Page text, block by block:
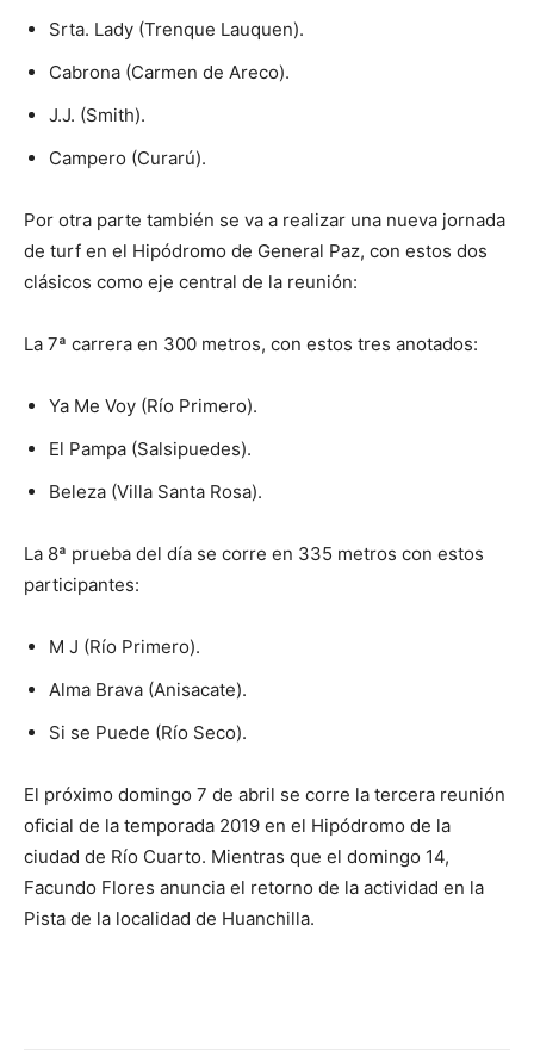
Srta. Lady (Trenque Lauquen).
Cabrona (Carmen de Areco).
J.J. (Smith).
Campero (Curarú).
Por otra parte también se va a realizar una nueva jornada
de turf en el Hipódromo de General Paz, con estos dos
clásicos como eje central de la reunión:
La 7ª carrera en 300 metros, con estos tres anotados:
Ya Me Voy (Río Primero).
El Pampa (Salsipuedes).
Beleza (Villa Santa Rosa).
La 8ª prueba del día se corre en 335 metros con estos
participantes:
M J (Río Primero).
Alma Brava (Anisacate).
Si se Puede (Río Seco).
El próximo domingo 7 de abril se corre la tercera reunión
oficial de la temporada 2019 en el Hipódromo de la
ciudad de Río Cuarto. Mientras que el domingo 14,
Facundo Flores anuncia el retorno de la actividad en la
Pista de la localidad de Huanchilla.